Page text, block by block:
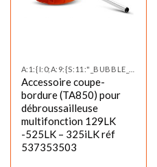
Accessoire coupe-
bordure (TA850) pour
débroussailleuse
multifonction 129LK
-525LK – 325iLK réf
537353503